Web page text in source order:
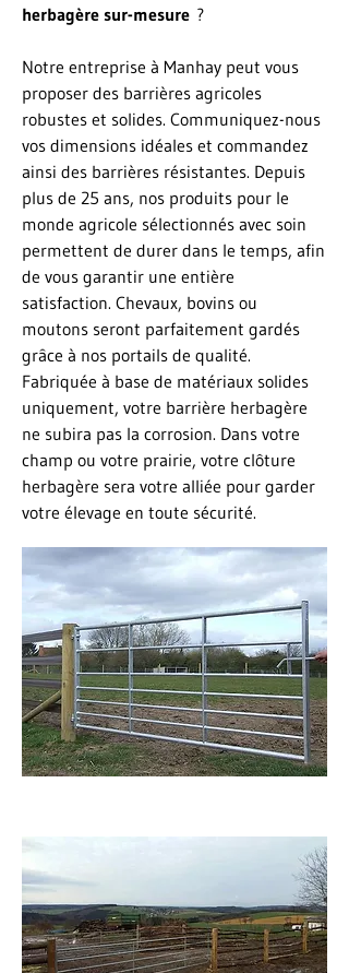
herbagère sur-mesure ?
Notre entreprise à Manhay peut vous
proposer des barrières agricoles
robustes et solides. Communiquez-nous
vos dimensions idéales et commandez
ainsi des barrières résistantes. Depuis
plus de 25 ans, nos produits pour le
monde agricole sélectionnés avec soin
permettent de durer dans le temps, afin
de vous garantir une entière
satisfaction. Chevaux, bovins ou
moutons seront parfaitement gardés
grâce à nos portails de qualité.
Fabriquée à base de matériaux solides
uniquement, votre barrière herbagère
ne subira pas la corrosion. Dans votre
champ ou votre prairie, votre clôture
herbagère sera votre alliée pour garder
votre élevage en toute sécurité.